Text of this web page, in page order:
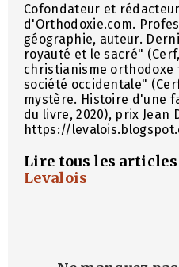
Cofondateur et
d'Orthodoxie.com.
géographie, auteur.
royauté et le sacré"
christianisme orthodoxe
société occidentale"
mystère. Histoire d'une
du livre, 2020), prix Jean
https://
Lire tous les
Levalois